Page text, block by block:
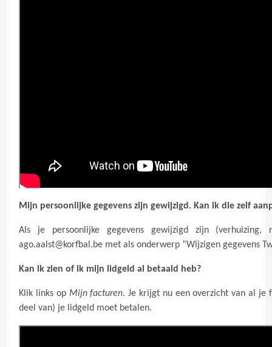
Mijn persoonlijke gegevens zijn gewijzigd. Kan ik die zelf
Als je persoonlijke gegevens gewijzigd zijn
ago.aalst@korfbal.be met als onderwerp “Wijzigen gegevens
Kan ik zien of ik mijn lidgeld al betaald heb?
Klik links op Mijn facturen. Je krijgt nu een overzicht van al je
deel van) je lidgeld moet betalen.